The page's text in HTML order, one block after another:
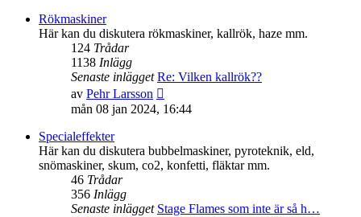
inlägget
Rökmaskiner
Här kan du diskutera rökmaskiner, kallrök, haze mm.
124 Trådar
1138 Inlägg
Senaste inlägget Re: Vilken kallrök??
av Pehr Larsson
till
inlägget
mån 08 jan 2024, 16:44
Specialeffekter
Här kan du diskutera bubbelmaskiner, pyroteknik, eld,
snömaskiner, skum, co2, konfetti, fläktar mm.
46 Trådar
356 Inlägg
Senaste inlägget Stage Flames som inte är så h…